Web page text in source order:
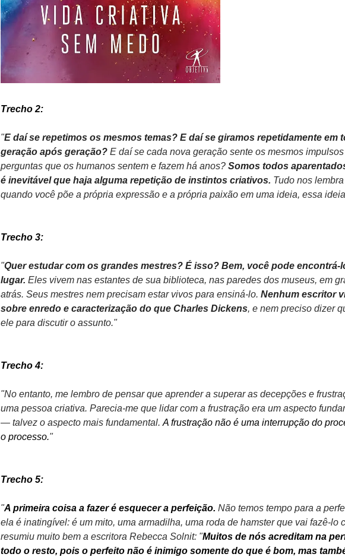
Trecho 2:
"E daí se repetimos os mesmos temas? E daí se giramos repetidamente em
geração após geração? E daí se cada nova geração sente os mesmos
perguntas que os humanos sentem e fazem há anos? Somos todos
é inevitável que haja alguma repetição de instintos criativos. Tudo nos
quando você põe a própria expressão e a própria paixão em uma ideia, essa
Trecho 3:
"Quer estudar com os grandes mestres? É isso? Bem, você pode encontrá-
lugar. Eles vivem nas estantes de sua biblioteca, nas paredes dos museus, em
atrás. Seus mestres nem precisam estar vivos para ensiná-lo. Nenhum escritor
sobre enredo e caracterização do que Charles Dickens, e nem preciso dizer
ele para discutir o assunto."
Trecho 4:
"No entanto, me lembro de pensar que aprender a superar as decepções e
uma pessoa criativa. Parecia-me que lidar com a frustração era um aspecto
— talvez o aspecto mais fundamental. A frustração não é uma interrupção do
o processo."
Trecho 5:
"A primeira coisa a fazer é esquecer a perfeição. Não temos tempo para a
ela é inatingível: é um mito, uma armadilha, uma roda de hamster que vai fazê-lo
resumiu muito bem a escritora Rebecca Solnit: "Muitos de nós acreditam na
todo o resto, pois o perfeito não é inimigo somente do que é bom, mas